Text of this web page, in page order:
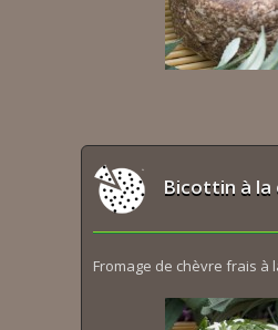
Bicottin à
Fromage de chèvre frais à